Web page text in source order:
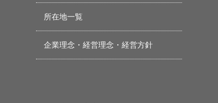
所在地一覧
企業理念・経営理念・経営方針